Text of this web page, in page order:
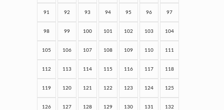
91 92 93 94 95 96 97
98 99 100 101 102 103 104
105 106 107 108 109 110 111
112 113 114 115 116 117 118
119 120 121 122 123 124 125
126 127 128 129 130 131 132